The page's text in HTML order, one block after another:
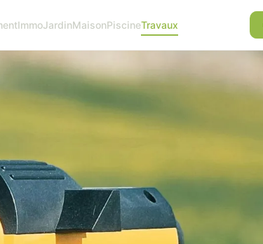
ImmoJardinMaisonPiscineTravaux